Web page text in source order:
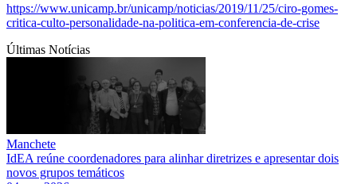
https://www.unicamp.br/unicamp/noticias/2019/11/25/ciro-gomes-
critica-culto-personalidade-na-politica-em-conferencia-de-crise
Últimas Notícias
Manchete
IdEA reúne coordenadores para alinhar diretrizes e apresentar dois
novos grupos temáticos